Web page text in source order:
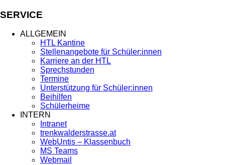
SERVICE
ALLGEMEIN
HTL Kantine
Stellenangebote für Schüler:innen
Karriere an der HTL
Sprechstunden
Termine
Unterstützung für Schüler:innen
Beihilfen
Schülerheime
INTERN
Intranet
trenkwalderstrasse.at
WebUntis – Klassenbuch
MS Teams
Webmail